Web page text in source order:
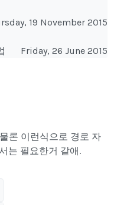
19 November 2015
Friday, 26 June 2015
론 이런식으로 경로 자
는 필요한거 같애.